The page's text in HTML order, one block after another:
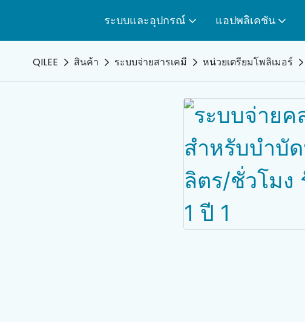
ระบบและอุปกรณ์ แอปพลิเคชัน
QILEE สินค้า ระบบจ่ายสารเคมี หน่วยเตรียมโพลิเมอร์